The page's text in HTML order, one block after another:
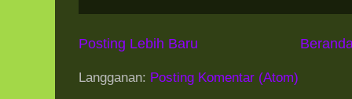
Posting Lebih Baru
Langganan: Posting Komentar (Atom)